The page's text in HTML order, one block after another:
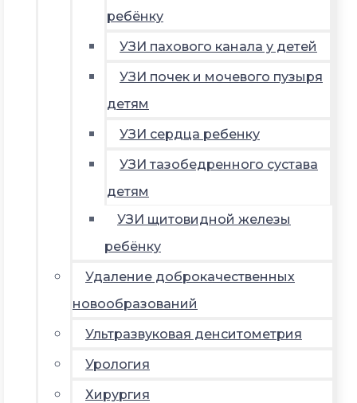
ребёнку
УЗИ пахового канала у детей
УЗИ почек и мочевого пузыря
детям
УЗИ сердца ребенку
УЗИ тазобедренного сустава
детям
УЗИ щитовидной железы
ребёнку
Удаление доброкачественных
новообразований
Ультразвуковая денситометрия
Урология
Хирургия